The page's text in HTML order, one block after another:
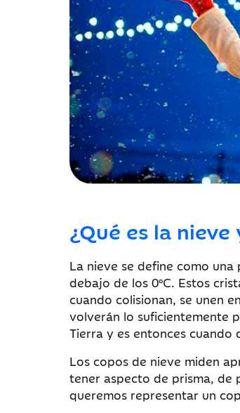
¿Qué es la
La nieve se define como
debajo de los 0°C. Estos
cuando colisionan, se unen
volverán lo suficientemente
Tierra y es entonces cuando
Los copos de nieve miden
tener aspecto de prisma, de
queremos representar un